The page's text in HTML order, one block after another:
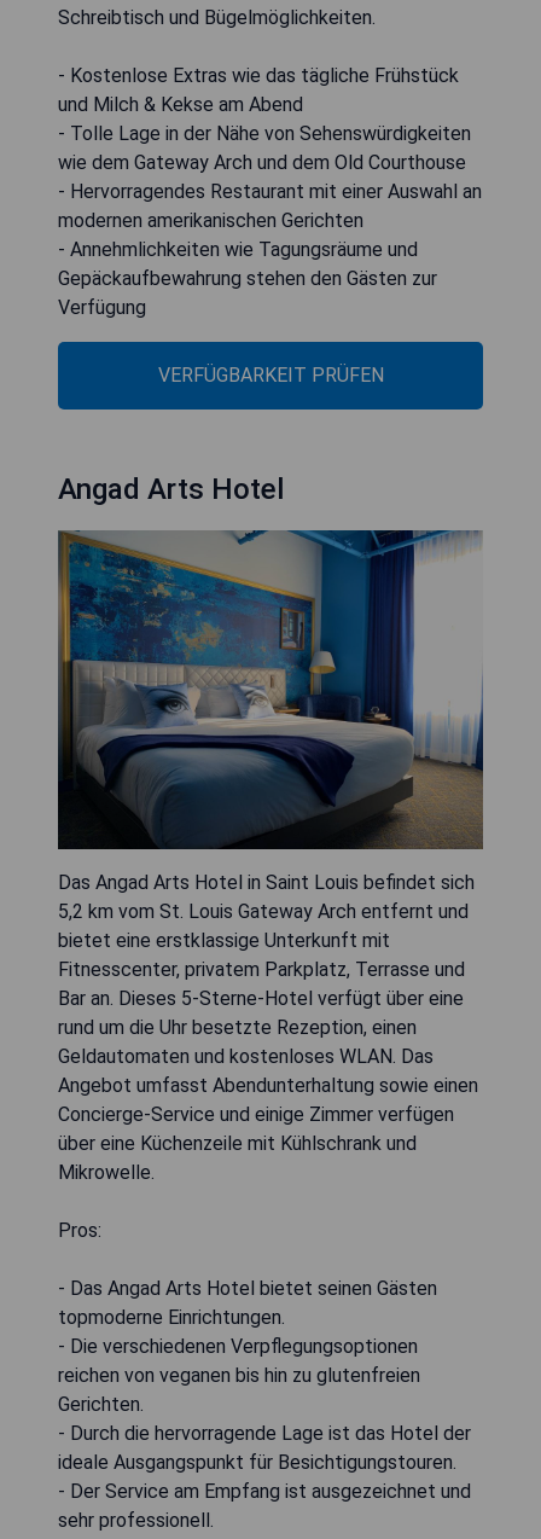
Schreibtisch und Bügelmöglichkeiten.
- Kostenlose Extras wie das tägliche Frühstück
und Milch & Kekse am Abend
- Tolle Lage in der Nähe von Sehenswürdigkeiten
wie dem Gateway Arch und dem Old Courthouse
- Hervorragendes Restaurant mit einer Auswahl an
modernen amerikanischen Gerichten
- Annehmlichkeiten wie Tagungsräume und
Gepäckaufbewahrung stehen den Gästen zur
Verfügung
VERFÜGBARKEIT PRÜFEN
Angad Arts Hotel
Das Angad Arts Hotel in Saint Louis befindet sich
5,2 km vom St. Louis Gateway Arch entfernt und
bietet eine erstklassige Unterkunft mit
Fitnesscenter, privatem Parkplatz, Terrasse und
Bar an. Dieses 5-Sterne-Hotel verfügt über eine
rund um die Uhr besetzte Rezeption, einen
Geldautomaten und kostenloses WLAN. Das
Angebot umfasst Abendunterhaltung sowie einen
Concierge-Service und einige Zimmer verfügen
über eine Küchenzeile mit Kühlschrank und
Mikrowelle.
Pros:
- Das Angad Arts Hotel bietet seinen Gästen
topmoderne Einrichtungen.
- Die verschiedenen Verpflegungsoptionen
reichen von veganen bis hin zu glutenfreien
Gerichten.
- Durch die hervorragende Lage ist das Hotel der
ideale Ausgangspunkt für Besichtigungstouren.
- Der Service am Empfang ist ausgezeichnet und
sehr professionell.